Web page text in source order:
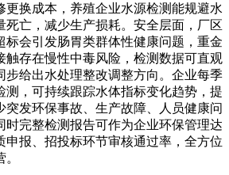
更换成本，养殖企业水源检测能规避水
死亡，减少生产损耗。安全层面，厂区
标会引发肠胃类群体性健康问题，重金
触存在慢性中毒风险，检测数据可直观
步给出水处理整改调整方向。企业每季
测，可持续跟踪水体指标变化趋势，提
突发环保事故、生产故障、人员健康问
时完整检测报告可作为企业环保管理达
申报、招投标环节审核通过率，全方位